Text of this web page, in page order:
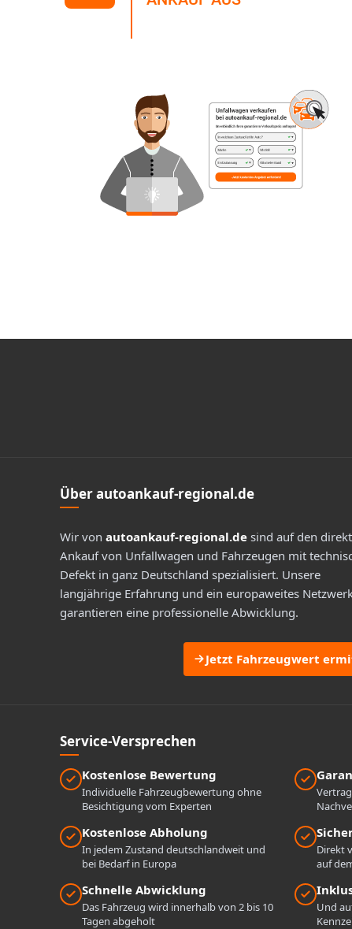
Über autoankauf-regional.de
Wir von autoankauf-regional.de sind auf den
Ankauf von Unfallwagen und Fahrzeugen mit
Defekt in ganz Deutschland spezialisiert. Unsere
langjährige Erfahrung und ein europaweites
garantieren eine professionelle Abwicklung.
Jetzt Fahrzeugwert
Service-Versprechen
Kostenlose Bewertung
Individuelle Fahrzeugbewertung ohne
Besichtigung vom Experten
Kostenlose Abholung
In jedem Zustand deutschlandweit und
bei Bedarf in Europa
Direkt
auf
Schnelle Abwicklung
Das Fahrzeug wird innerhalb von 2 bis 10
Tagen abgeholt
Und